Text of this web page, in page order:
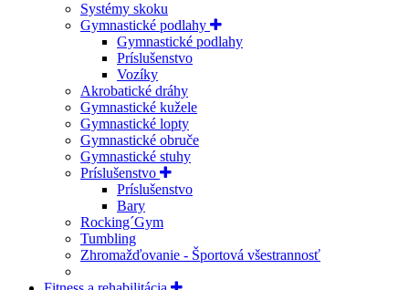
Systémy skoku
Gymnastické podlahy
Gymnastické podlahy
Príslušenstvo
Vozíky
Akrobatické dráhy
Gymnastické kužele
Gymnastické lopty
Gymnastické obruče
Gymnastické stuhy
Príslušenstvo
Príslušenstvo
Bary
Rocking´Gym
Tumbling
Zhromažďovanie - Športová všestrannosť